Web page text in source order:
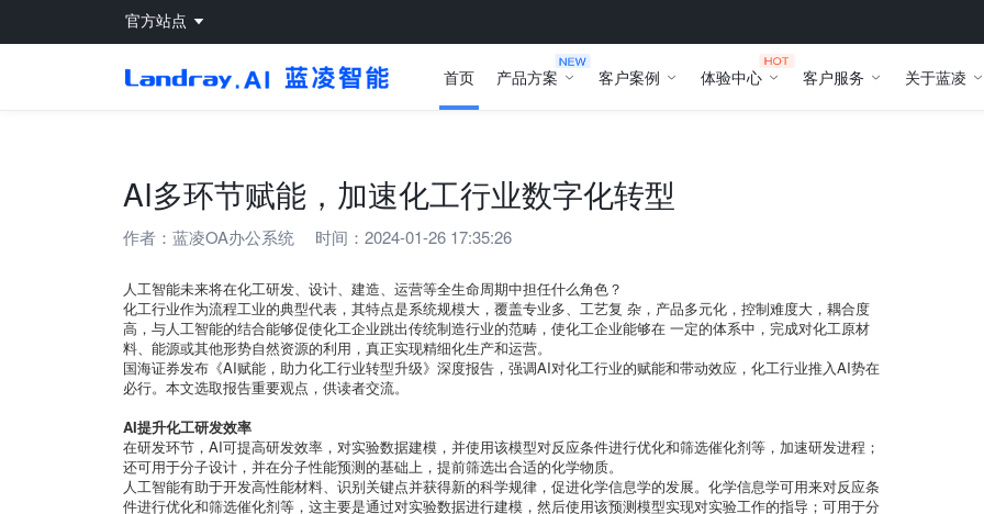
官方站点
首页 产品方案 客户案例 体验中心 客户服务 关于蓝凌
AI多环节赋能，加速化工行业数字化转型
作者： 蓝凌OA办公系统 时间：2024-01-26 17:35:26
人工智能未来将在化工研发、设计、建造、运营等全生命周期中担任什么角色？
化工行业作为流程工业的典型代表，其特点是系统规模大，覆盖专业多、工艺复 杂，产品多元化，控制难度大，耦合度
高，与人工智能的结合能够促使化工企业跳出传统制造行业的范畴，使化工企业能够在 一定的体系中，完成对化工原材
料、能源或其他形势自然资源的利用，真正实现精细化生产和运营。
国海证券发布《AI赋能，助力化工行业转型升级》深度报告，强调AI对化工行业的赋能和带动效应，化工行业推入AI势在
必行。本文选取报告重要观点，供读者交流。
AI提升化工研发效率
在研发环节，AI可提高研发效率，对实验数据建模，并使用该模型对反应条件进行优化和筛选催化剂等，加速研发进程；
还可用于分子设计，并在分子性能预测的基础上，提前筛选出合适的化学物质。
人工智能有助于开发高性能材料、识别关键点并获得新的科学规律，促进化学信息学的发展。化学信息学可用来对反应条
件进行优化和筛选催化剂等，这主要是通过对实验数据进行建模，然后使用该预测模型实现对实验工作的指导；可用于分